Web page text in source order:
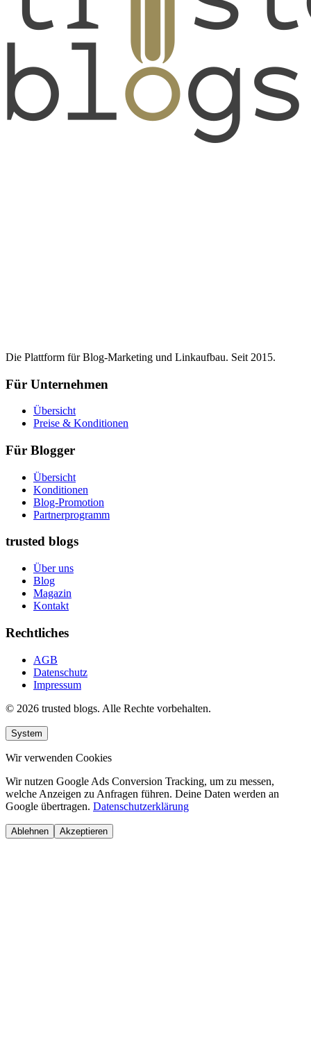
Die Plattform für Blog-Marketing und Linkaufbau. Seit 2015.
Für Unternehmen
Übersicht
Preise & Konditionen
Für Blogger
Übersicht
Konditionen
Blog-Promotion
Partnerprogramm
trusted blogs
Über uns
Blog
Magazin
Kontakt
Rechtliches
AGB
Datenschutz
Impressum
© 2026 trusted blogs. Alle Rechte vorbehalten.
System
Wir verwenden Cookies
Wir nutzen Google Ads Conversion Tracking, um zu messen,
welche Anzeigen zu Anfragen führen. Deine Daten werden an
Google übertragen. Datenschutzerklärung
Ablehnen Akzeptieren